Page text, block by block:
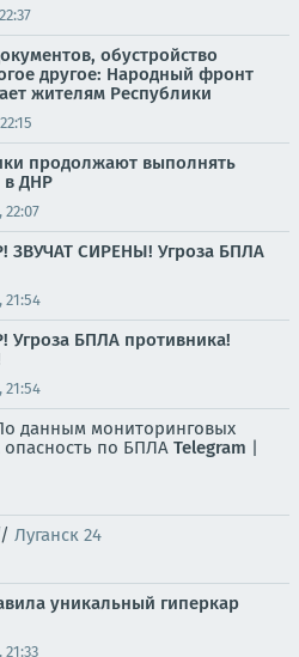
обустройство
другое: Народный фронт
жителям Республики
продолжают выполнять
в ДНР
22:07
ЗВУЧАТ СИРЕНЫ! Угроза БПЛА
21:54
Угроза БПЛА противника!
21:54
данным мониторинговых
по БПЛА Telegram |
Луганск 24
уникальный гиперкар